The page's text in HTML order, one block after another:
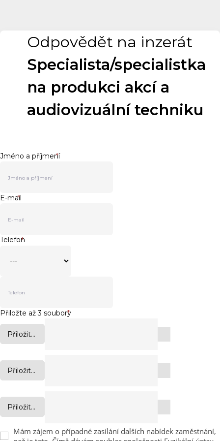
Odpovědět na inzerát
Specialista/specialistka
na produkci akcí a
audiovizuální techniku
Jméno a příjmení
*
E-mail
*
Telefon
*
Přiložte až 3 soubory
*
Přiložit...
Přiložit...
Přiložit...
Mám zájem o případné zasílání dalších nabídek zaměstnání,